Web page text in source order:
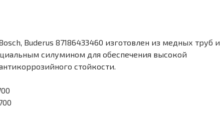
Buderus 87186433460 изготовлен из медных труб и
силумином для обеспечения высокой
стойкости.